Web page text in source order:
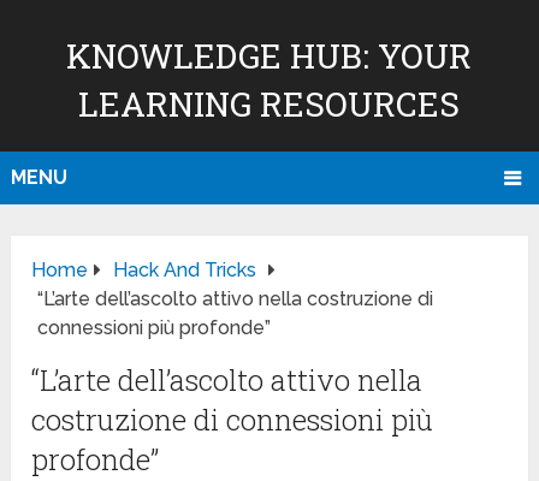
KNOWLEDGE HUB: YOUR
LEARNING RESOURCES
MENU
Home
Hack And Tricks
“L’arte dell’ascolto attivo nella costruzione di
connessioni più profonde”
“L’arte dell’ascolto attivo nella
costruzione di connessioni più
profonde”